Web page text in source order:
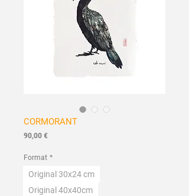
CORMORANT
90,00 €Prix
Format *
Original 30x24 cm
Original 40x40cm